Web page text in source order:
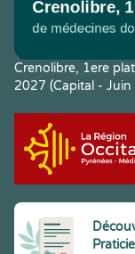
Crenolibre, 1ere
2027 (Capital -